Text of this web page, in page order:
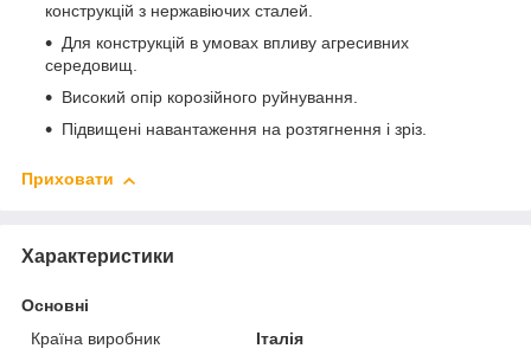
конструкцій з нержавіючих сталей.
Для конструкцій в умовах впливу агресивних
середовищ.
Високий опір корозійного руйнування.
Підвищені навантаження на розтягнення і зріз.
Приховати
Характеристики
Основні
Країна виробник
Італія